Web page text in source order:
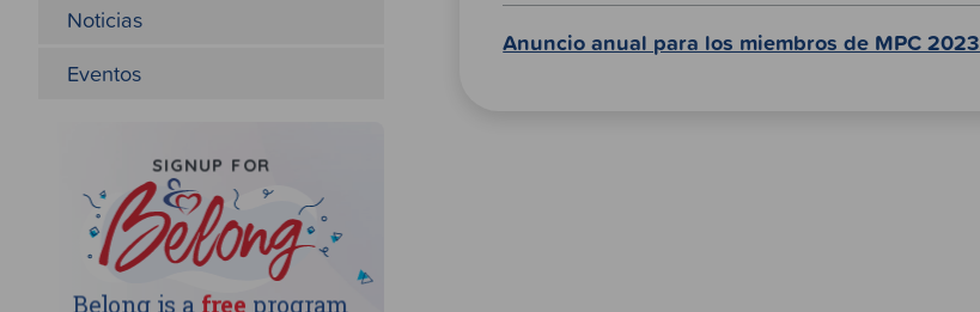
Noticias
Eventos
Anuncio anual para los miembros de MPC 2023